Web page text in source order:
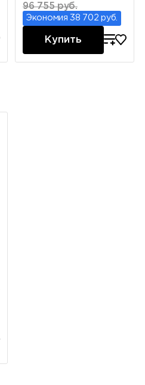
96 755 руб.
Экономия 38 702 руб.
Купить